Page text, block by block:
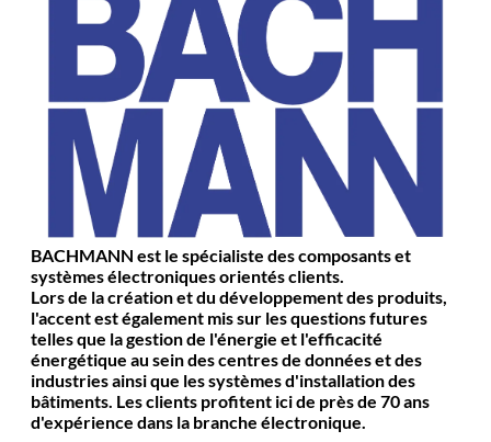
BACHMANN est le spécialiste des composants et
systèmes électroniques orientés clients.
Lors de la création et du développement des produits,
l'accent est également mis sur les questions futures
telles que la gestion de l'énergie et l'efficacité
énergétique au sein des centres de données et des
industries ainsi que les systèmes d'installation des
bâtiments. Les clients profitent ici de près de 70 ans
d'expérience dans la branche électronique.